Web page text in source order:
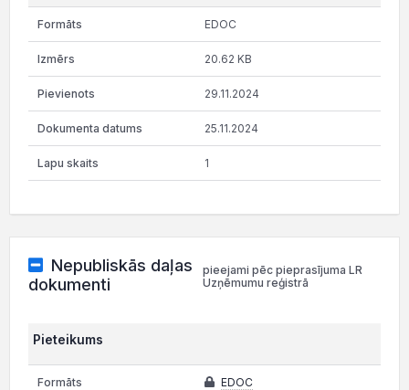
EDOC
20.62 KB
29.11.2024
25.11.2024
1
Nepubliskās daļas
dokumenti
pieejami pēc pieprasījuma LR
Uzņēmumu reģistrā
Pieteikums
EDOC